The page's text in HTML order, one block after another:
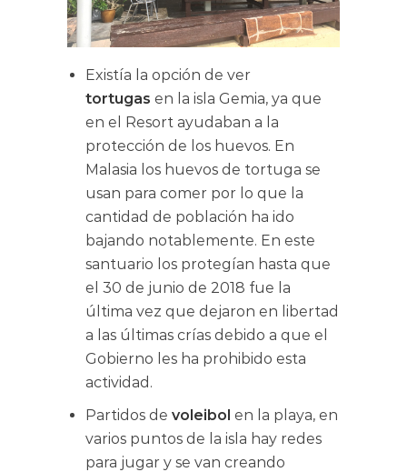
Existía la opción de ver
tortugas en la isla Gemia, ya que
en el Resort ayudaban a la
protección de los huevos. En
Malasia los huevos de tortuga se
usan para comer por lo que la
cantidad de población ha ido
bajando notablemente. En este
santuario los protegían hasta que
el 30 de junio de 2018 fue la
última vez que dejaron en libertad
a las últimas crías debido a que el
Gobierno les ha prohibido esta
actividad.
Partidos de voleibol en la playa, en
varios puntos de la isla hay redes
para jugar y se van creando